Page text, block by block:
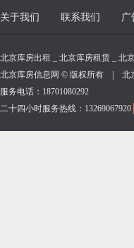
关于我们 联系我们 广
北京库房出租 _ 北京库房租赁 _ 北
北京库房信息网 © 版权所有 | 北
服务电话：18701080292
二十四小时服务热线：13269067920